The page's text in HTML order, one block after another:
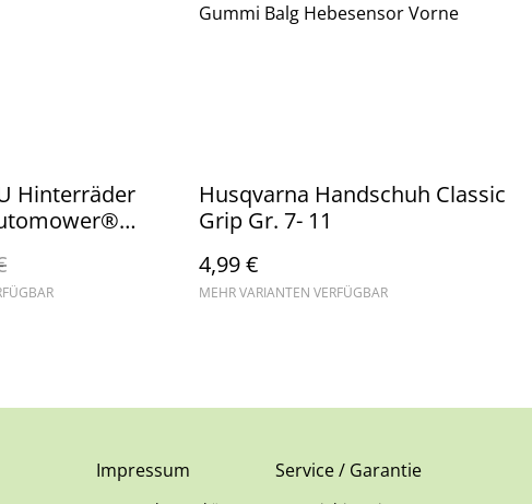
Gummi Balg Hebesensor Vorne
Hinterräder
Husqvarna Handschuh Classic
Grip Gr. 7- 11
4,99 €
MEHR VARIANTEN VERFÜGBAR
Impressum Service / Garantie